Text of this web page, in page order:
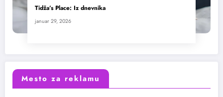
Tidža’s Place: Iz dnevnika
januar 29, 2026
Mesto za reklamu